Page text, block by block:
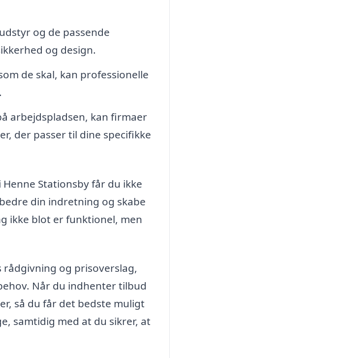
og de passende
og design.
de skal, kan professionelle
arbejdspladsen, kan firmaer
der passer til dine specifikke
Stationsby får du ikke
din indretning og skabe
ikke blot er funktionel, men
og prisoverslag,
Når du indhenter tilbud
så du får det bedste muligt
samtidig med at du sikrer, at